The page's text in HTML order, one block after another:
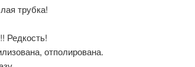
трубка!
Редкость!
отполирована.